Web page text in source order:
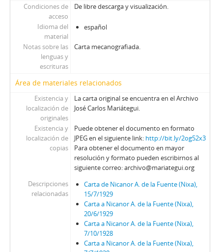
Condiciones de
acceso
De libre descarga y visualización.
Idioma del
material
español
Notas sobre las
lenguas y
escrituras
Carta mecanografiada.
Área de materiales relacionados
Existencia y
localización de
originales
La carta original se encuentra en el Archivo
José Carlos Mariátegui.
Existencia y
localización de
copias
Puede obtener el documento en formato
JPEG en el siguiente link: http://bit.ly/2og52x3
Para obtener el documento en mayor
resolución y formato pueden escribirnos al
siguiente correo: archivo@mariategui.org
Descripciones
relacionadas
Carta de Nicanor A. de la Fuente (Nixa),
15/7/1929
Carta a Nicanor A. de la Fuente (Nixa),
20/6/1929
Carta a Nicanor A. de la Fuente (Nixa),
7/10/1928
Carta a Nicanor A. de la Fuente (Nixa),